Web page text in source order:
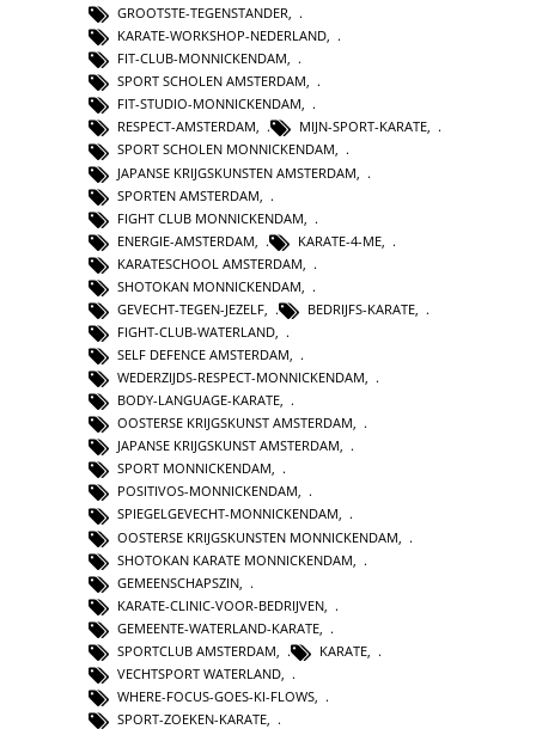
GROOTSTE-TEGENSTANDER,
KARATE-WORKSHOP-NEDERLAND,
FIT-CLUB-MONNICKENDAM,
SPORT SCHOLEN AMSTERDAM,
FIT-STUDIO-MONNICKENDAM,
RESPECT-AMSTERDAM, MIJN-SPORT-KARATE,
SPORT SCHOLEN MONNICKENDAM,
JAPANSE KRIJGSKUNSTEN AMSTERDAM
SPORTEN AMSTERDAM
FIGHT CLUB MONNICKENDAM
ENERGIE-AMSTERDAM
KARATE-4-ME
KARATESCHOOL AMSTERDAM
SHOTOKAN MONNICKENDAM
GEVECHT-TEGEN-JEZELF
BEDRIJFS-KARATE
FIGHT-CLUB-WATERLAND
SELF DEFENCE AMSTERDAM,
WEDERZIJDS-RESPECT-MONNICKENDAM,
BODY-LANGUAGE-KARATE,
OOSTERSE KRIJGSKUNST AMSTERDAM,
JAPANSE KRIJGSKUNST AMSTERDAM,
SPORT MONNICKENDAM,
POSITIVOS-MONNICKENDAM,
SPIEGELGEVECHT-MONNICKENDAM,
OOSTERSE KRIJGSKUNSTEN MONNICKENDAM
SHOTOKAN KARATE MONNICKENDAM
GEMEENSCHAPSZIN
KARATE-CLINIC-VOOR-BEDRIJVEN
GEMEENTE-WATERLAND-KARATE
SPORTCLUB AMSTERDAM
KARATE
VECHTSPORT WATERLAND
WHERE-FOCUS-GOES-KI-FLOWS
SPORT-ZOEKEN-KARATE,